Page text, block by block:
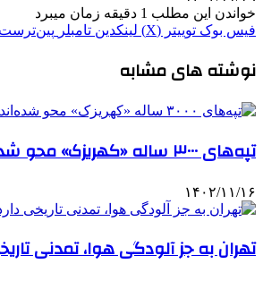
خواندن این مطلب 1 دقیقه زمان میبرد
فیس بوک توییتر (X) لینکدین ‫تامبلر ‫پین‌ترست
نوشته های مشابه
تپه‌های ۳۰۰۰ ساله «کهریزک» محو شده‌اند!
۱۴۰۲/۱۱/۱۶
تهران به جز آلودگی هوا، تمدنی